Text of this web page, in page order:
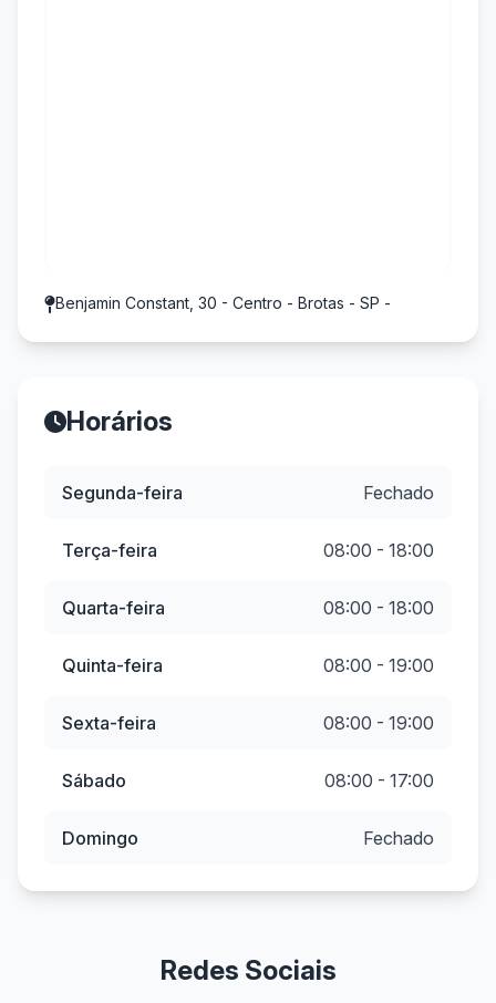
Benjamin Constant, 30 - Centro - Brotas - SP -
Horários
Segunda-feira Fechado
Terça-feira 08:00 - 18:00
Quarta-feira 08:00 - 18:00
Quinta-feira 08:00 - 19:00
Sexta-feira 08:00 - 19:00
Sábado 08:00 - 17:00
Domingo Fechado
Redes Sociais